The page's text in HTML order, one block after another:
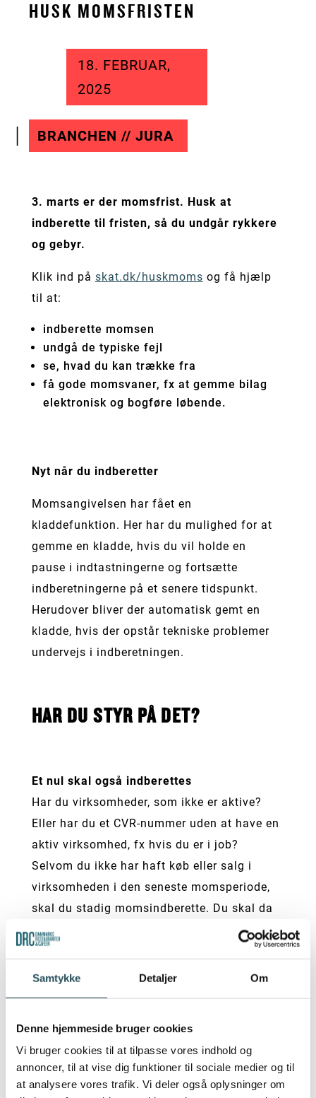
Samtykke Detaljer Om
Denne hjemmeside bruger cookies
Vi bruger cookies til at tilpasse vores indhold og
annoncer, til at vise dig funktioner til sociale medier og til
at analysere vores trafik. Vi deler også oplysninger om
HUSK MOMSFRISTEN
18. FEBRUAR,
2025
BRANCHEN // JURA
3. marts er der momsfrist. Husk at
indberette til fristen, så du undgår rykkere
og gebyr.
Klik ind på skat.dk/huskmoms og få hjælp
til at:
indberette momsen
undgå de typiske fejl
se, hvad du kan trække fra
få gode momsvaner, fx at gemme bilag
elektronisk og bogføre løbende.
Nyt når du indberetter
Momsangivelsen har fået en
kladdefunktion. Her har du mulighed for at
gemme en kladde, hvis du vil holde en
pause i indtastningerne og fortsætte
indberetningerne på et senere tidspunkt.
Herudover bliver der automatisk gemt en
kladde, hvis der opstår tekniske problemer
undervejs i indberetningen.
HAR DU STYR PÅ DET?
Et nul skal også indberettes
Har du virksomheder, som ikke er aktive?
Eller har du et CVR-nummer uden at have en
aktiv virksomhed, fx hvis du er i job?
Selvom du ikke har haft køb eller salg i
virksomheden i den seneste momsperiode,
skal du stadig momsindberette. Du skal da
indberette et ’0’. Hvis du ikke indberetter,
skal du betale
undgå at indberette
Hvis din virksomhed omsætter for under
50.000 kr. inden for et kalenderår, kan du